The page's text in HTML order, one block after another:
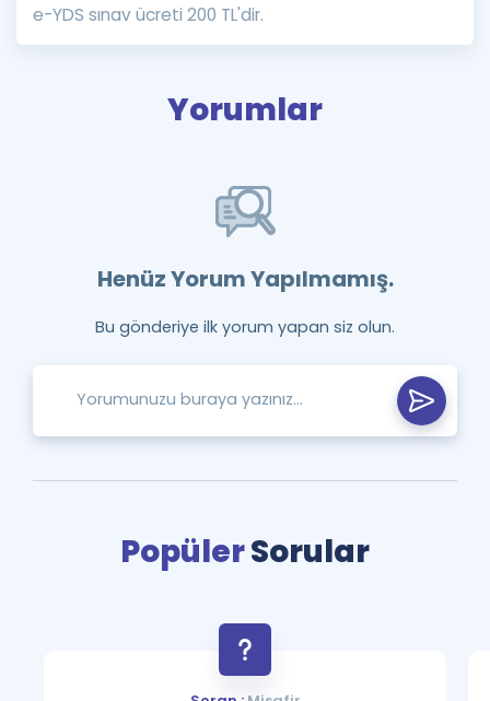
Kampanyalar
e-YDS sınav ücreti 200 TL'dir.
Yorumlar
Henüz Yorum Yapılmamış.
Bu gönderiye ilk yorum yapan siz olun.
PopülerSorular